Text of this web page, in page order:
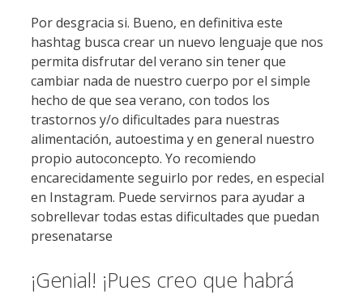
Por desgracia si. Bueno, en definitiva este
hashtag busca crear un nuevo lenguaje que nos
permita disfrutar del verano sin tener que
cambiar nada de nuestro cuerpo por el simple
hecho de que sea verano, con todos los
trastornos y/o dificultades para nuestras
alimentación, autoestima y en general nuestro
propio autoconcepto. Yo recomiendo
encarecidamente seguirlo por redes, en especial
en Instagram. Puede servirnos para ayudar a
sobrellevar todas estas dificultades que puedan
presenatarse
¡Genial! ¡Pues creo que habrá